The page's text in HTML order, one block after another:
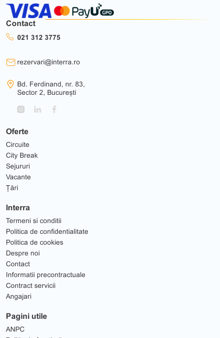
Oferte
Circuite
City Break
Sejururi
Vacante
Țări
Interra
Termeni si conditii
Politica de confidentialitate
Politica de cookies
Despre noi
Contact
Informatii precontractuale
Contract servicii
Angajari
Pagini utile
ANPC
Contact
021 312 3775
rezervari@interra.ro
Bd. Ferdinand, nr. 83,
Sector 2, București